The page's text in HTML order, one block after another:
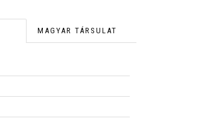
MAGYAR TÁRSULAT